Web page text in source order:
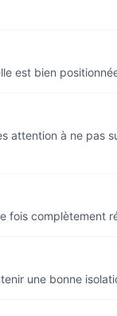
est bien
attention à ne pas
fois complètement
une bonne